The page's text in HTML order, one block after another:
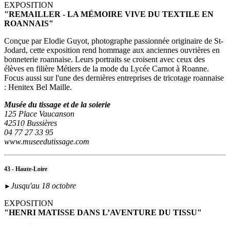
EXPOSITION
"REMAILLER - LA MÉMOIRE VIVE DU TEXTILE EN
ROANNAIS"
Conçue par Elodie Guyot, photographe passionnée originaire de St-
Jodard, cette exposition rend hommage aux anciennes ouvrières en
bonneterie roannaise. Leurs portraits se croisent avec ceux des
élèves en filière Métiers de la mode du Lycée Carnot à Roanne.
Focus aussi sur l'une des dernières entreprises de tricotage roannaise
: Henitex Bel Maille.
Musée du tissage et de la soierie
125 Place Vaucanson
42510 Bussières
04 77 27 33 95
www.museedutissage.com
43 - Haute-Loire
► Jusqu'au 18 octobre
EXPOSITION
"HENRI MATISSE DANS L’AVENTURE DU TISSU"